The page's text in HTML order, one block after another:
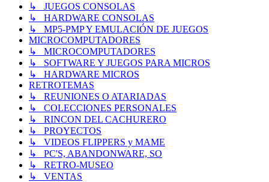
↳ JUEGOS CONSOLAS
↳ HARDWARE CONSOLAS
↳ MP5-PMP Y EMULACIÓN DE JUEGOS
MICROCOMPUTADORES
↳ MICROCOMPUTADORES
↳ SOFTWARE Y JUEGOS PARA MICROS
↳ HARDWARE MICROS
RETROTEMAS
↳ REUNIONES O ATARIADAS
↳ COLECCIONES PERSONALES
↳ RINCON DEL CACHURERO
↳ PROYECTOS
↳ VIDEOS FLIPPERS y MAME
↳ PC'S, ABANDONWARE, SO
↳ RETRO-MUSEO
↳ VENTAS